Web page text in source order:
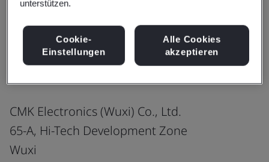
ISO 14001:2015
CMK Electronics (Wuxi) Co., Ltd.
65-A, Hi-Tech Development Zone
Wuxi
unterstützen.
Cookie-
Einstellungen
Alle Cookies
akzeptieren